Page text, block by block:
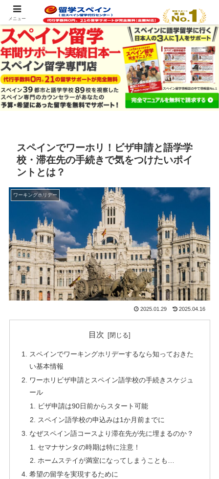
スペイン留学の最新情報をお届けします
スペインでワーホリ！ビザ申請と語学学
校・滞在先の手続きで気をつけたいポイ
ントとは？
ワーキングホリデー
2025.01.29 2025.04.16
目次
スペインでワーキングホリデーするなら知っておきた
い基本情報
ワーホリビザ申請とスペイン語学校の手続きスケジュ
ール
ビザ申請は90日前からスタート可能
スペイン語学校の申込みは1か月前までに
なぜスペイン語コースより滞在先が先に埋まるのか？
セマナサンタの時期は特に注意！
ホームステイが満室になってしまうことも…
希望の留学を実現するために
メニュー